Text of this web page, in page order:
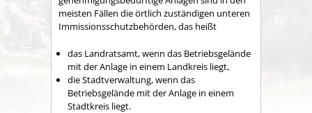
meisten Fällen die örtlich zuständigen unteren
Immissionsschutzbehörden, das heißt
das Landratsamt, wenn das Betriebsgelände
mit der Anlage in einem Landkreis liegt,
die Stadtverwaltung, wenn das
Betriebsgelände mit der Anlage in einem
Stadtkreis liegt.